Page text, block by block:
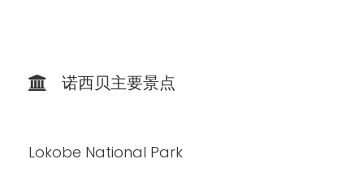
诺西贝主要景点
Lokobe National Park